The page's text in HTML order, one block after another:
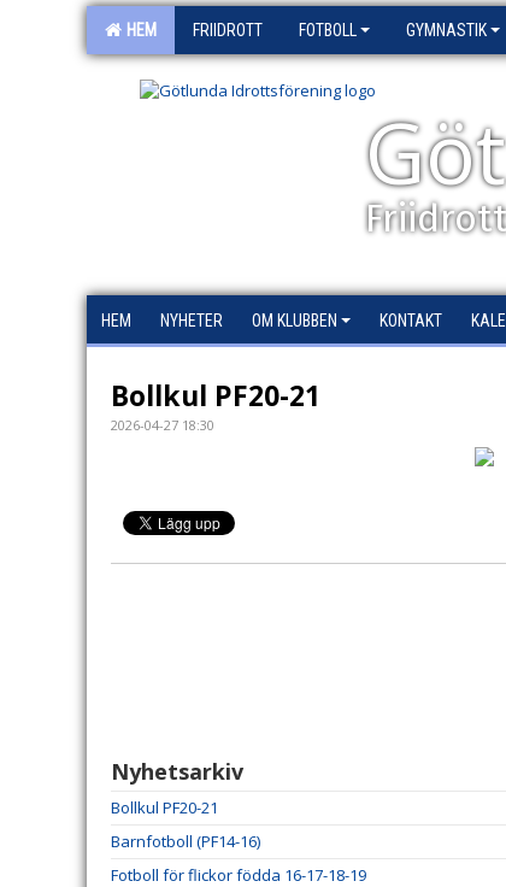
HEM FRIIDROTT FOTBOLL GYMNASTIK
HEM NYHETER OM KLUBBEN KONTAKT
Bollkul PF20-21
2026-04-27 18:30
Nyhetsarkiv
Bollkul PF20-21
Barnfotboll (PF14-16)
Fotboll för flickor födda 16-17-18-19